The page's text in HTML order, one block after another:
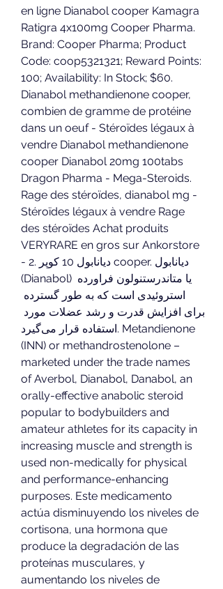
en ligne Dianabol cooper Kamagra
Ratigra 4x100mg Cooper Pharma.
Brand: Cooper Pharma; Product
Code: coop5321321; Reward Points:
100; Availability: In Stock; $60.
Dianabol methandienone cooper,
combien de gramme de protéine
dans un oeuf - Stéroïdes légaux à
vendre Dianabol methandienone
cooper Dianabol 20mg 100tabs
Dragon Pharma - Mega-Steroids.
Rage des stéroïdes, dianabol mg -
Stéroïdes légaux à vendre Rage
des stéroïdes Achat produits
VERYRARE en gros sur Ankorstore
- 2. دیانابول 10 کوپر cooper. دیانابول
(Dianabol) یا متاندرستنولون فراورده
استفاده قرار می‌گیرد. Metandienone
(INN) or methandrostenolone –
marketed under the trade names
of Averbol, Dianabol, Danabol, an
orally-effective anabolic steroid
popular to bodybuilders and
amateur athletes for its capacity in
increasing muscle and strength is
used non-medically for physical
and performance-enhancing
purposes. Este medicamento
actúa disminuyendo los niveles de
cortisona, una hormona que
produce la degradación de las
proteínas musculares, y
aumentando los niveles de